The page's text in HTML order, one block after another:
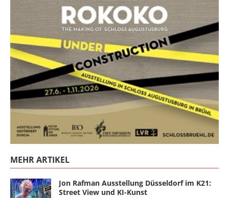
MEHR ARTIKEL
Jon Rafman Ausstellung Düsseldorf im K21:
Street View und KI-Kunst